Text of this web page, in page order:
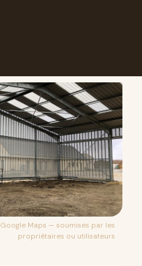
Google Maps — soumises par les
propriétaires ou utilisateurs